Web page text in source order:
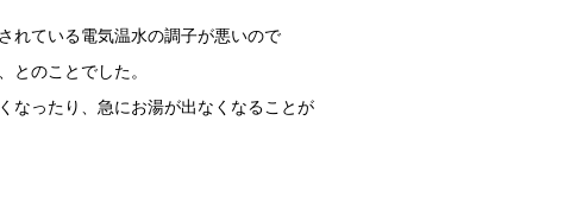
れている電気温水の調子が悪いので
とのことでした。
なったり、急にお湯が出なくなることが